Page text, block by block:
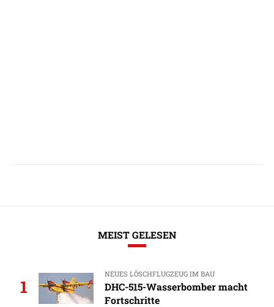
MEIST GELESEN
1
NEUES LÖSCHFLUGZEUG IM BAU
DHC-515-Wasserbomber macht
Fortschritte